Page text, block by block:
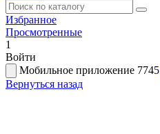
Избранное
Просмотренные
1
Войти
Мобильное приложение 7745
Вернуться назад